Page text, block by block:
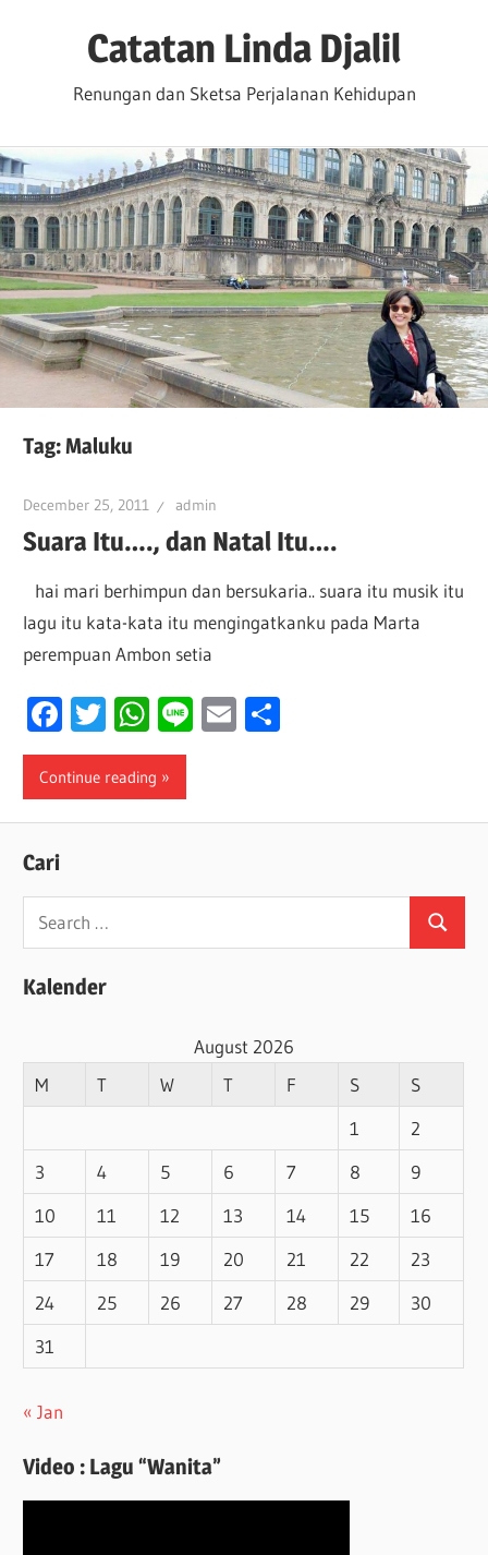
Catatan Linda Djalil
Renungan dan Sketsa Perjalanan Kehidupan
Tag:Maluku
December 25, 2011 admin
Suara Itu…., dan Natal Itu….
hai mari berhimpun dan bersukaria.. suara itu musik itu
lagu itu kata-kata itu mengingatkanku pada Marta
perempuan Ambon setia
Facebook
Twitter
WhatsApp
LineEmail
Continue reading
Cari
Search
for:
Search
Kalender
August 2026
M
T W T F S
S
1
2
3
4 5 6 7 8
9
10
11 12 13 14 15
16
17
18 19 20 21 22
23
24
25 26 27 28 29
30
31
« Jan
Video : Lagu “Wanita”